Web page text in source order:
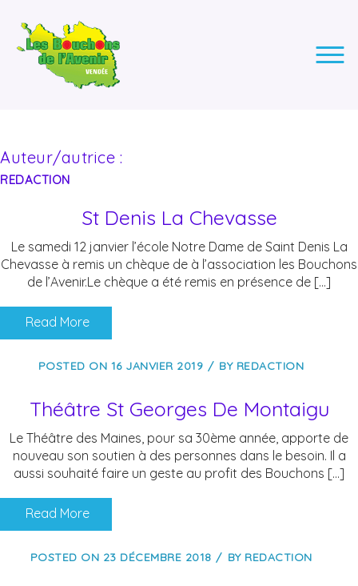
Auteur/autrice :
REDACTION
St Denis La Chevasse
Le samedi 12 janvier l’école Notre Dame de Saint Denis La
Chevasse à remis un chèque de à l’association les Bouchons
de l’Avenir.Le chèque a été remis en présence de […]
Read More
POSTED ON 16 JANVIER 2019 BY REDACTION
Théâtre St Georges De Montaigu
Le Théâtre des Maines, pour sa 30ème année, apporte de
nouveau son soutien à des personnes dans le besoin. Il a
aussi souhaité faire un geste au profit des Bouchons […]
Read More
POSTED ON 23 DÉCEMBRE 2018 BY REDACTION